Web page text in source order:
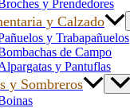
y Prendedores
y Calzado
y Trabapañuelos
de Campo
y Pantuflas
y Sombreros